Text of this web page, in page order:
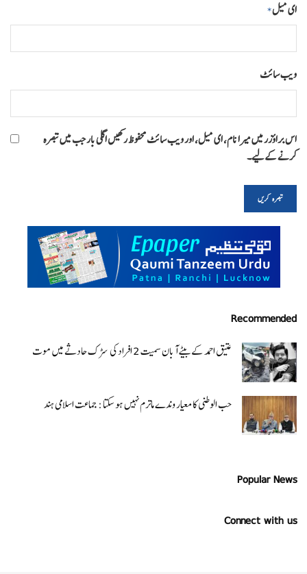
ای میل*
ویب‌ سائٹ
اس براؤزر میں میرا نام، ای میل، اور ویب سائٹ محفوظ رکھیں اگلی بار جب میں تبصرہ
کرنے کےلیے۔
Recommended
عتیق احمد کے بیٹے آبان سمیت 2 افراد کی سڑک حادثے میں موت
حب الوطنی کا معیار وندے ماترم نہیں ہو سکتا : جماعت اسلامی ہند
Popular News
Connect with us